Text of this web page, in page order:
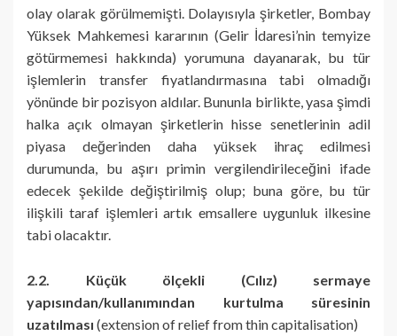
olay olarak görülmemişti. Dolayısıyla şirketler, Bombay
Yüksek Mahkemesi kararının (Gelir İdaresi’nin temyize
götürmemesi hakkında) yorumuna dayanarak, bu tür
işlemlerin transfer fiyatlandırmasına tabi olmadığı
yönünde bir pozisyon aldılar. Bununla birlikte, yasa şimdi
halka açık olmayan şirketlerin hisse senetlerinin adil
piyasa değerinden daha yüksek ihraç edilmesi
durumunda, bu aşırı primin vergilendirileceğini ifade
edecek şekilde değiştirilmiş olup; buna göre, bu tür
ilişkili taraf işlemleri artık emsallere uygunluk ilkesine
tabi olacaktır.
2.2. Küçük ölçekli (Cılız) sermaye
yapısından/kullanımından kurtulma süresinin
uzatılması (extension of relief from thin capitalisation)